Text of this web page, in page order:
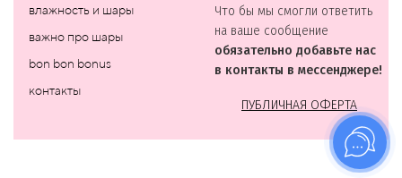
влажность и шары
важно про шары
bon bon bonus
контакты
Что бы мы смогли ответить
на ваше сообщение
обязательно добавьте нас
в контакты в мессенджере!
ПУБЛИЧНАЯ ОФЕРТА